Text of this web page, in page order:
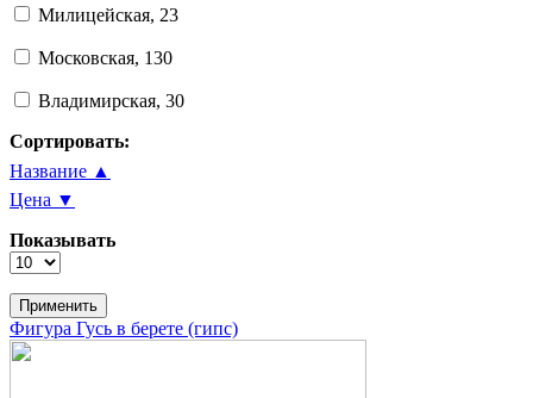
Милицейская, 23
Московская, 130
Владимирская, 30
Сортировать:
Название ▲
Цена ▼
Показывать
Фигура Гусь в берете (гипс)